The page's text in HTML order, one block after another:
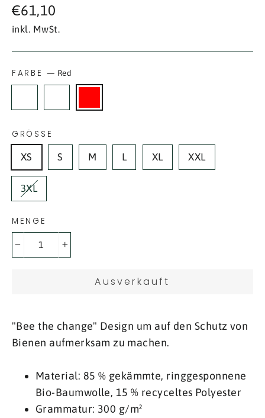
Normaler
Preis
€61,10
inkl. MwSt.
FARBE— Red
GRÖSSE
XS S M L XL XXL
3XL
MENGE
Ausverkauft
"Bee the change" Design um auf den Schutz von
Bienen aufmerksam zu machen.
Material: 85 % gekämmte, ringgesponnene
Bio-Baumwolle, 15 % recyceltes Polyester
Grammatur: 300 g/m²